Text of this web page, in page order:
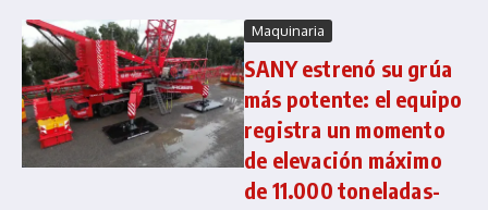
Maquinaria
SANY estrenó su grúa
más potente: el equipo
registra un momento
de elevación máximo
de 11.000 toneladas-